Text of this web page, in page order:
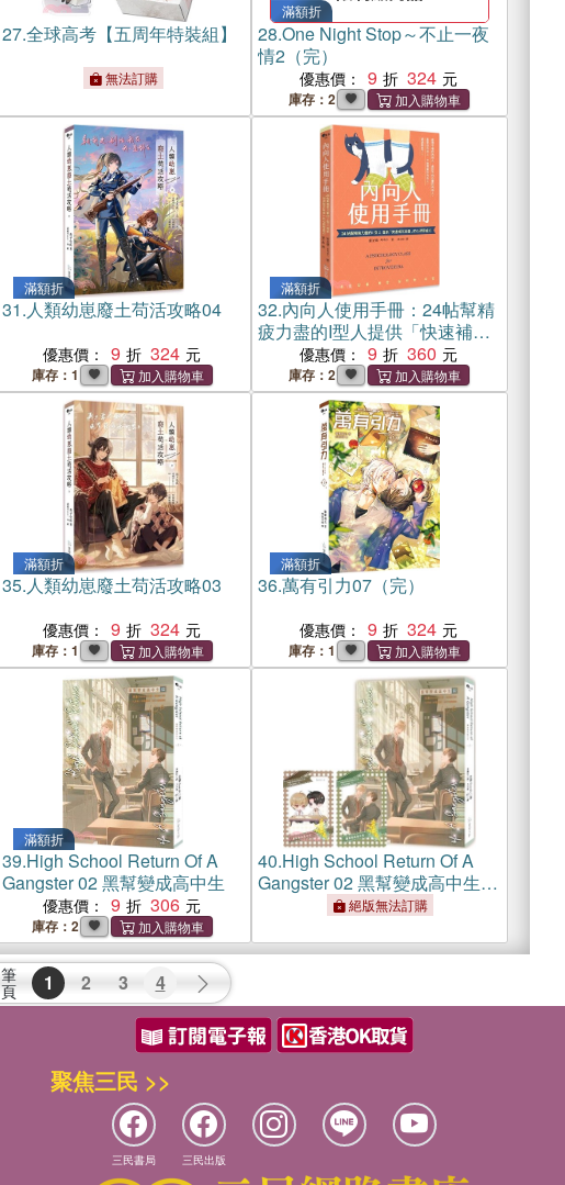
27.全球高考【五周年特裝組】
無法訂購
滿額折
28.One Night Stop～不止一夜
情2（完）
優惠價： 9 324
庫存：2
滿額折
31.人類幼崽廢土苟活攻略04
優惠價： 9 324
庫存：1
滿額折
32.內向人使用手冊：24帖幫精
疲力盡的I型人提供「快速補充
能量」的心理學處方
優惠價： 9 360
庫存：2
滿額折
35.人類幼崽廢土苟活攻略03
優惠價： 9 324
庫存：1
滿額折
36.萬有引力07（完）
優惠價： 9 324
庫存：1
滿額折
39.High School Return Of A
Gangster 02 黑幫變成高中生
優惠價： 9 306
庫存：2
40.High School Return Of A
Gangster 02 黑幫變成高中生
【含預購贈品】絕版無法訂購
筆
頁 1 2 3 4
聚焦三民 >>
三民書局 三民出版